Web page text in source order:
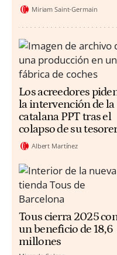
Miriam Saint-Germain
Los acreedores
la intervención de la
catalana PPT tras el
colapso de su
Albert Martínez
Tous cierra 2025
un beneficio de 18,6
millones